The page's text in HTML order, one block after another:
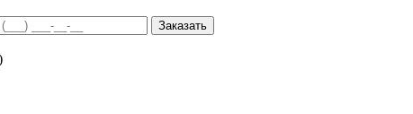
Заказать